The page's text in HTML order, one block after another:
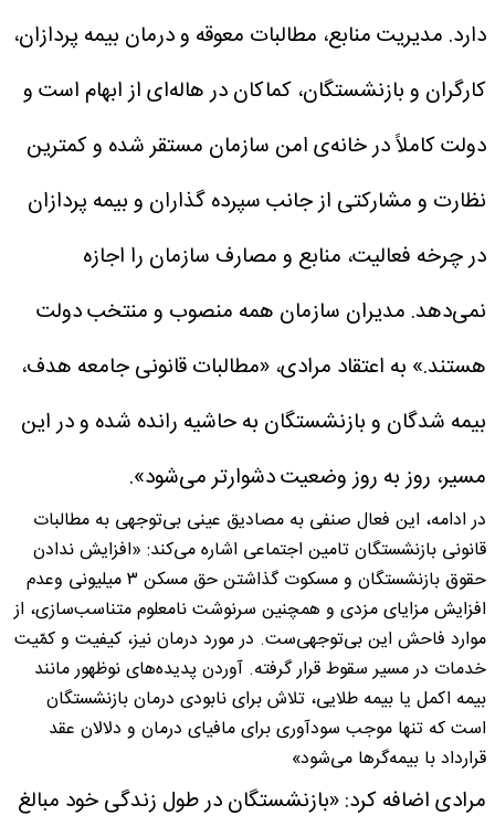
دارد. مدیریت منابع، مطالبات معوقه و درمان بیمه پردازان،
کارگران و بازنشستگان، کماکان در هاله‌ای از ابهام است و
دولت کاملاً در خانه‌ی امن سازمان مستقر شده و کمترین
نظارت و مشارکتی از جانب سپرده گذاران و بیمه پردازان
در چرخه فعالیت، منابع و مصارف سازمان را اجازه
نمی‌دهد. مدیران سازمان همه منصوب و منتخب دولت
هستند.» به اعتقاد مرادی، «مطالبات قانونی جامعه هدف،
بیمه شدگان و بازنشستگان به حاشیه رانده شده و در این
مسیر، روز به روز وضعیت دشوارتر می‌شود».
در ادامه، این فعال صنفی به مصادیق عینی بی‌توجهی به مطالبات
قانونی بازنشستگان تامین اجتماعی اشاره می‌کند: «افزایش ندادن
حقوق بازنشستگان و مسکوت گذاشتن حق مسکن ۳ میلیونی وعدم
افزایش مزایای مزدی و همچنین سرنوشت نامعلوم متناسب‌سازی، از
موارد فاحش این بی‌توجهی‌ست. در مورد درمان نیز، کیفیت و کمّیت
خدمات در مسیر سقوط قرار گرفته. آوردن پدیده‌های نوظهور مانند
بیمه اکمل یا بیمه طلایی، تلاش برای نابودی درمان بازنشستگان
است که تنها موجب سودآوری برای مافیای درمان و دلالان عقد
قرارداد با بیمه‌گرها می‌شود»
مرادی اضافه کرد: «بازنشستگان در طول زندگی خود مبالغ